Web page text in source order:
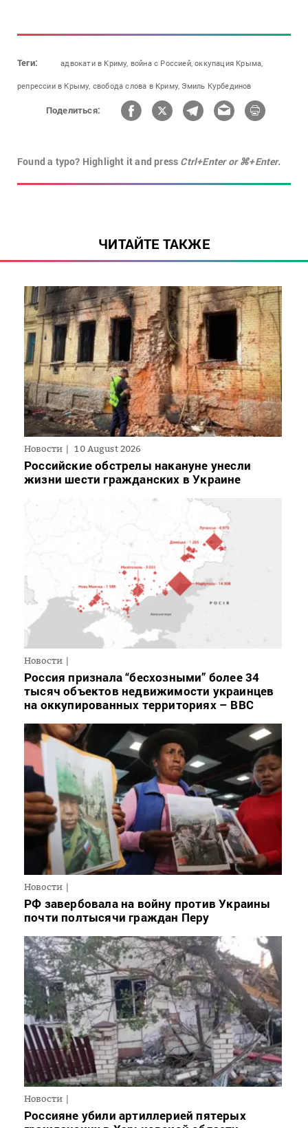
Теги: адвокати в Криму, война с Россией, оккупация Крыма,
репрессии в Крыму, свобода слова в Криму, Эмиль Курбединов
Поделиться:
Found a typo? Highlight it and press Ctrl+Enter or ⌘+Enter.
ЧИТАЙТЕ ТАКЖЕ
Новости 10 August 2026
Российские обстрелы накануне унесли
жизни шести гражданских в Украине
Новости
Россия признала “бесхозными” более 34
тысяч объектов недвижимости украинцев
на оккупированных территориях – BBC
Новости
РФ завербовала на войну против Украины
почти полтысячи граждан Перу
Новости
Россияне убили артиллерией пятерых